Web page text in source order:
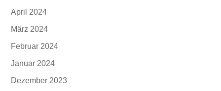
April 2024
März 2024
Februar 2024
Januar 2024
Dezember 2023